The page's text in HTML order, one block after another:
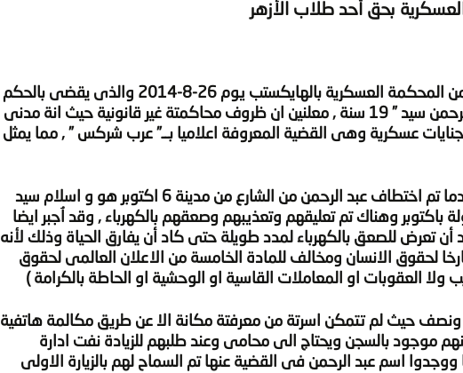
بحق أحد طلاب الأزهر
الحكم الصادر من المحكمة العسكرية بالهايكستب يوم 26-8-2014 والذى يقضى بالحكم
بالاعدام على الطالب بالصف الثالث الثانوى ” عبدالرحمن سيد ” 19 سنة , معلنين ان ظروف محاكمتة غير قانونية حيث انة مدنى
اعلاميا بــ” عرب شركس ” , مما يمثل
وترجع احداث القضية الى يوم 16 مارس 2014 عندما تم اختطاف عبد الرحمن من الشارع من مدينة 6 اكتوبر هو و اسلام سيد
باكتوبر وهناك تم تعليقهم وتعذيبهم وصعقهم بالكهرباء , وقد اُجبر ايضا
تعرض للصعق بالكهرباء لمدد طويلة حتى كاد أن يفارق الحياة وذلك لأنه
لحقوق الانسان ومخالف للمادة الخامسة من الاعلان العالمى لحقوق
العقوبات او المعاملات القاسية او الوحشية او الحاطة بالكرامة )
ونصف حيث لم تتمكن اسرتة من معرفتة مكانة الا عن طريق مكالمة هاتفية
موجود بالسجن ويحتاج الى محامى وعند طلبهم للزيادة نفت ادارة
اسم عبد الرحمن فى القضية عنها تم السماح لهم بالزيارة الاولى